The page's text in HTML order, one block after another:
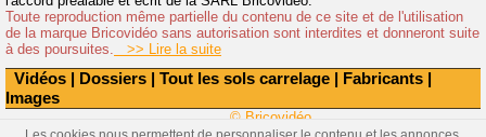
Vidéos | Dossiers | Tout les sols carrelage | Fabricants |
Images
Toute reproduction même partielle du contenu de ce site et de l'utilisation
de la marque Bricovidéo sans autorisation sont interdites et donneront suite
à des poursuites.
>> Lire la suite
© Bricovidéo